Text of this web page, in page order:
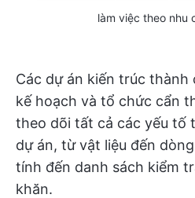
làm việc theo nhu
Các dự án kiến trúc thành
kế hoạch và tổ chức cẩn
theo dõi tất cả các yếu tố
dự án, từ vật liệu đến
tính đến danh sách kiểm
khăn.